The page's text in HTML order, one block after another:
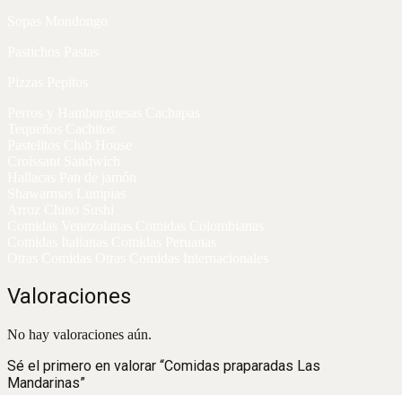
Valoraciones
No hay valoraciones aún.
Sé el primero en valorar “Comidas praparadas Las
Mandarinas”